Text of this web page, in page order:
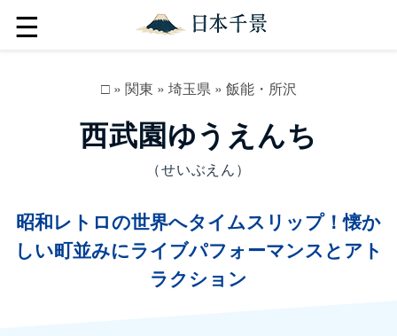
☰
□» 関東 » 埼玉県» 飯能・所沢
西武園ゆうえんち
（せいぶえん）
昭和レトロの世界へタイムスリップ！懐か
しい町並みにライブパフォーマンスとアト
ラクション